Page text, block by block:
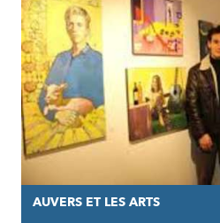
AUVERS ET LES ARTS